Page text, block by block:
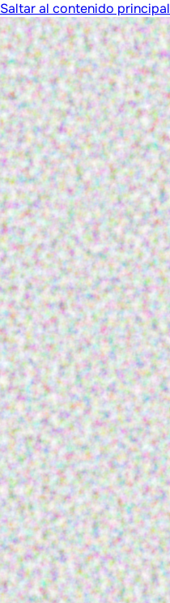
Saltar al contenido principal